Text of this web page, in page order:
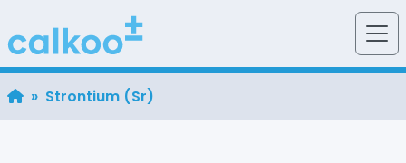
» Strontium (Sr)